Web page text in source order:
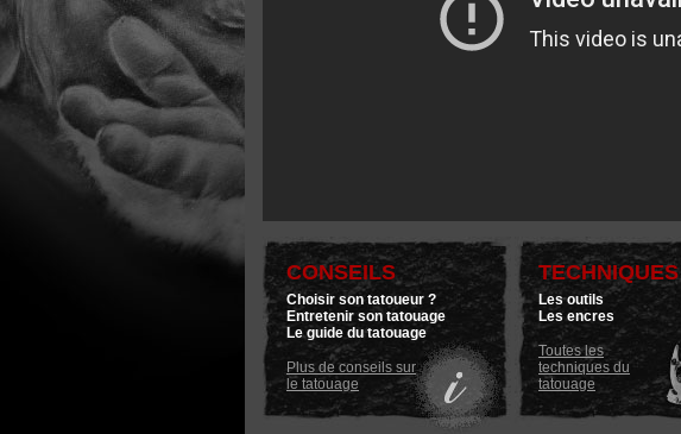
CONSEILS
Choisir son tatoueur ?
Entretenir son tatouage
Le guide du tatouage
Plus de conseils sur
le tatouage
TECHNIQUES
Les outils
Les encres
Toutes les
techniques du
tatouage